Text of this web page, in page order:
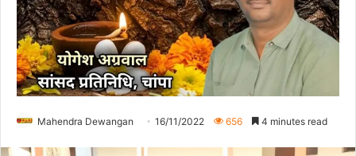
Mahendra Dewangan 16/11/2022 656 4 minutes read